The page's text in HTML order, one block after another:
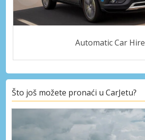
Automatic Car Hire
Što još možete pronaći u CarJetu?